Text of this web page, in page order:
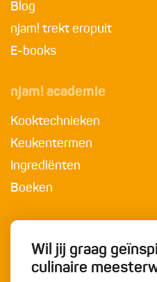
Blog
njam! trekt eropuit
E-books
njam! academie
Kooktechnieken
Keukentermen
Ingrediënten
Boeken
Wil jij graag
culinaire